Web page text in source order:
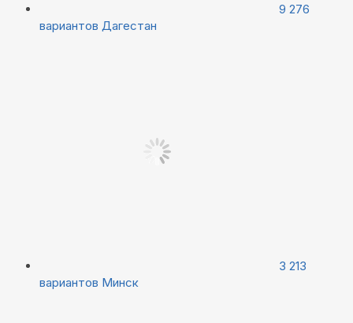
9 276
вариантов Дагестан
3 213
вариантов Минск